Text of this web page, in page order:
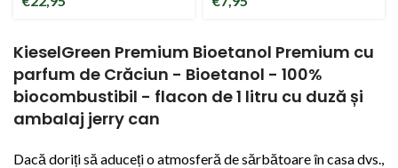
bioetanol 96.6%
pentru șeminee
Crăciun 96.6%
bioetanol
KieselGreen Premium Bioetanol Premium cu
parfum de Crăciun - Bioetanol - 100%
biocombustibil - flacon de 1 litru cu duză și
ambalaj jerry can
Dacă doriți să aduceți o atmosferă de sărbătoare în casa dvs.,